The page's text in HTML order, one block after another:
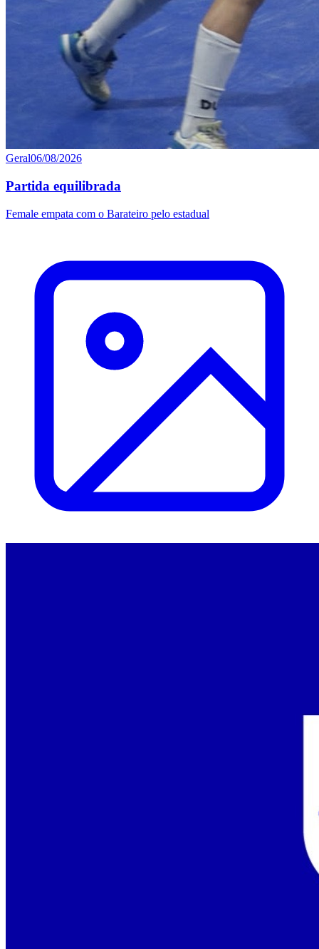
Geral06/08/2026
Partida equilibrada
Female empata com o Barateiro pelo estadual